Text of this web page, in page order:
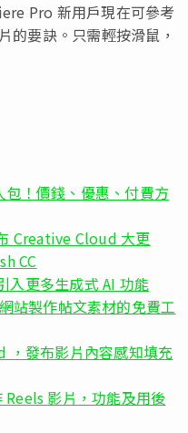
Pro 新用戶現在可參考
的要訣。只需輕按滑鼠，
！價錢、優惠、付費方
Creative Cloud 大更
CC
入更多生成式 AI 功能
站製作帖文素材的免費工
發布影片內容感知填充
影片，功能及用後